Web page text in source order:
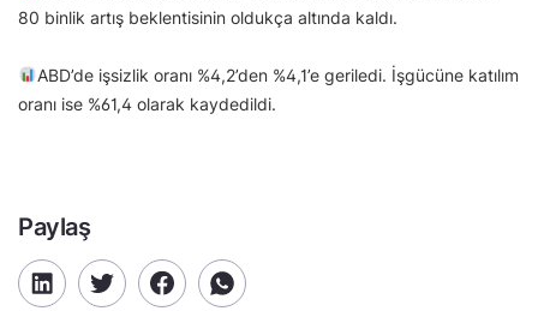
80 binlik artış beklentisinin oldukça altında kaldı.
ABD’de işsizlik oranı %4,2’den %4,1’e geriledi. İşgücüne katılım
oranı ise %61,4 olarak kaydedildi.
Paylaş